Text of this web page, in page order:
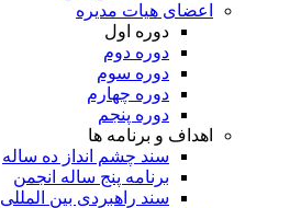
اعضای هیات مدیره
دوره اول
دوره دوم
دوره سوم
دوره چهارم
دوره پنجم
اهداف و برنامه ها
سند چشم انداز ده ساله
برنامه پنج ساله انجمن
سند راهبردی بین المللی